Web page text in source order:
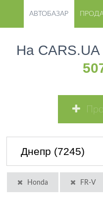
АВТОБАЗАР
На
Honda FR-V